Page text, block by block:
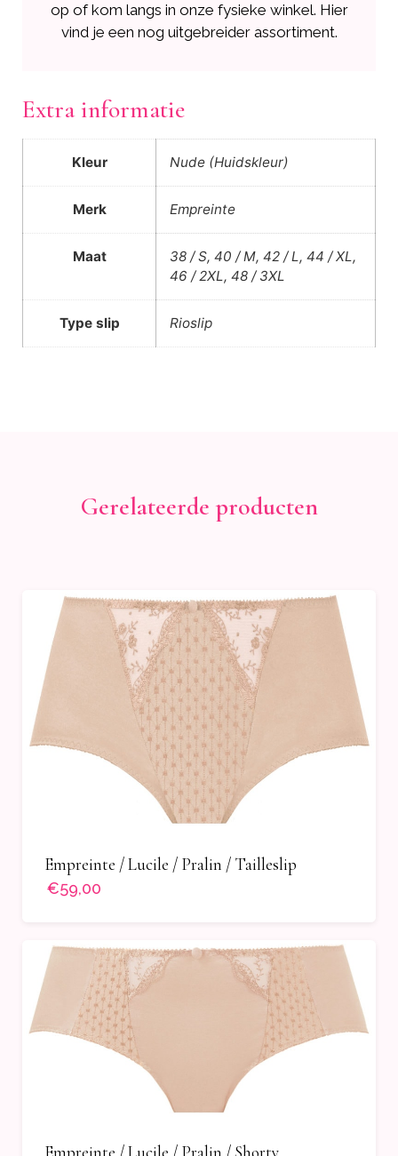
op of kom langs in onze fysieke winkel. Hier
vind je een nog uitgebreider assortiment.
Extra informatie
Kleur Nude (Huidskleur)
Merk Empreinte
Maat
38 / S, 40 / M, 42 / L, 44 / XL,
46 / 2XL, 48 / 3XL
Type slip Rioslip
Gerelateerde producten
Empreinte / Lucile / Pralin / Tailleslip
€59,00